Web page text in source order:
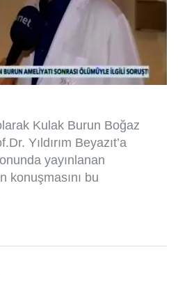
Kulak Burun Boğaz
Yıldırım Beyazıt’a
yayınlanan
konuşmasını bu